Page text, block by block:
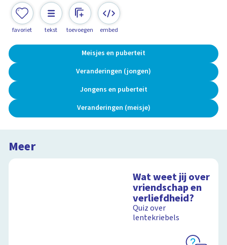
favoriet tekst toevoegen embed
Meisjes en puberteit
Veranderingen (jongen)
Jongens en puberteit
Veranderingen (meisje)
Meer
Wat weet jij over
vriendschap en
verliefdheid?
Quiz over
lentekriebels